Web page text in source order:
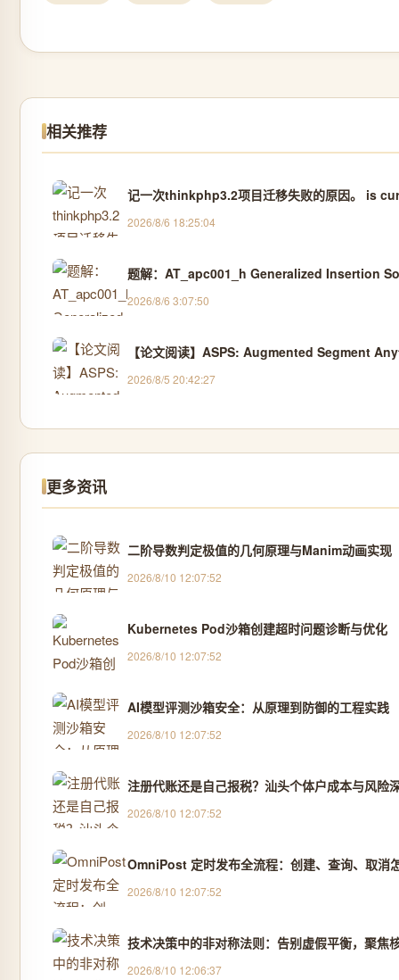
相关推荐
2026/8/6 18:25:04
题解：AT_apc001_h Generalized Insertion
2026/8/6 3:07:50
【论文阅读】ASPS: Augmented Segment
2026/8/5 20:42:27
更多资讯
二阶导数判定极值的几何原理与Manim动画实现
2026/8/10 12:07:52
Kubernetes Pod沙箱创建超时问题诊断与优化
2026/8/10 12:07:52
AI模型评测沙箱安全：从原理到防御的工程实践
2026/8/10 12:07:52
注册代账还是自己报税？汕头个体户成本与风险
2026/8/10 12:07:52
OmniPost 定时发布全流程：创建、查询、取消
2026/8/10 12:07:52
技术决策中的非对称法则：告别虚假平衡，聚焦
2026/8/10 12:06:37